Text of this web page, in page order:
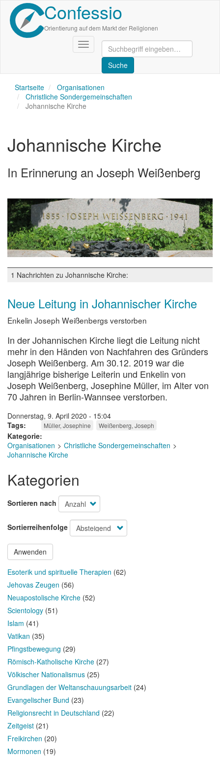
Direkt
zum
Inhalt
Confessio
Orientierung auf dem Markt der Religionen
Navigation
aktivieren/deaktivieren
Startseite
Organisationen
Christliche Sondergemeinschaften
Johannische Kirche
Johannische Kirche
In Erinnerung an Joseph Weißenberg
1 Nachrichten zu Johannische Kirche:
Neue Leitung in Johannischer Kirche
Enkelin Joseph Weißenbergs verstorben
In der Johannischen Kirche liegt die Leitung nicht
mehr in den Händen von Nachfahren des Gründers
Joseph Weißenberg. Am 30.12. 2019 war die
langjährige bisherige Leiterin und Enkelin von
Joseph Weißenberg, Josephine Müller, im Alter von
70 Jahren in Berlin-Wannsee verstorben.
Donnerstag, 9. April 2020 - 15:04
Tags
Müller, Josephine Weißenberg, Joseph
Kategorie
Organisationen
Christliche Sondergemeinschaften
Johannische Kirche
Kategorien
Sortieren nach
Sortierreihenfolge
Anwenden
Esoterik und spirituelle Therapien (62)
Jehovas Zeugen (56)
Neuapostolische Kirche (52)
Scientology (51)
Islam (41)
Vatikan (35)
Pfingstbewegung (29)
Römisch-Katholische Kirche (27)
Völkischer Nationalismus (25)
Grundlagen der Weltanschauungsarbeit (24)
Evangelischer Bund (23)
Religionsrecht in Deutschland (22)
Zeitgeist (21)
Freikirchen (20)
Mormonen (19)